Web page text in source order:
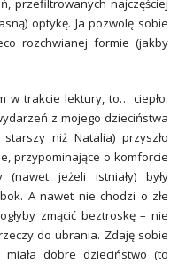
przefiltrowanych najczęściej
optykę. Ja pozwolę sobie
rozchwianej formie (jakby
w trakcie lektury, to… ciepło.
z mojego dzieciństwa
niż Natalia) przyszło
przypominające o komforcie
jeżeli istniały) były
A nawet nie chodzi o złe
zmącić beztroskę – nie
do ubrania. Zdaję sobie
dobre dzieciństwo (to